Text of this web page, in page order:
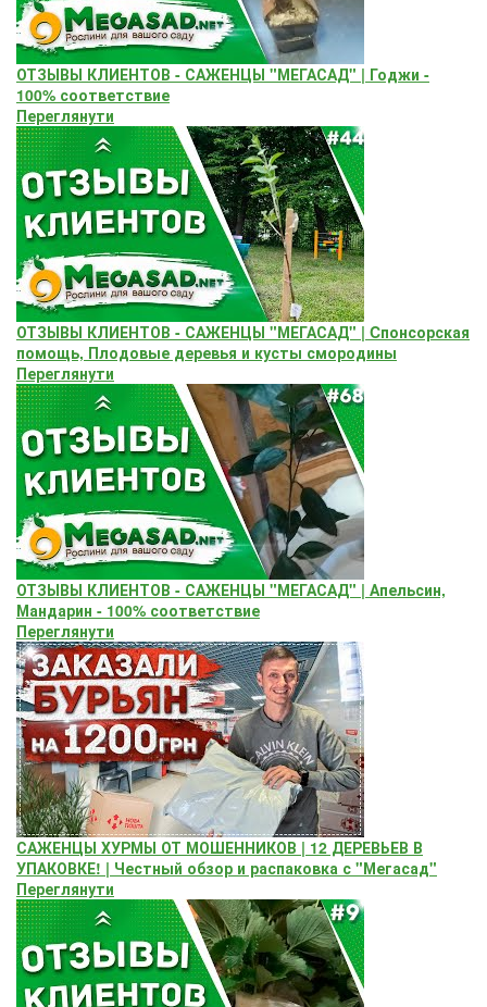
ОТЗЫВЫ КЛИЕНТОВ - САЖЕНЦЫ "МЕГАСАД" | Годжи -
100% соответствие
Переглянути
ОТЗЫВЫ КЛИЕНТОВ - САЖЕНЦЫ "МЕГАСАД" | Cпонсорская
помощь, Плодовые деревья и кусты смородины
Переглянути
ОТЗЫВЫ КЛИЕНТОВ - САЖЕНЦЫ "МЕГАСАД" | Апельсин,
Мандарин - 100% соответствие
Переглянути
САЖЕНЦЫ ХУРМЫ ОТ МОШЕННИКОВ | 12 ДЕРЕВЬЕВ В
УПАКОВКЕ! | Честный обзор и распаковка с "Мегасад"
Переглянути